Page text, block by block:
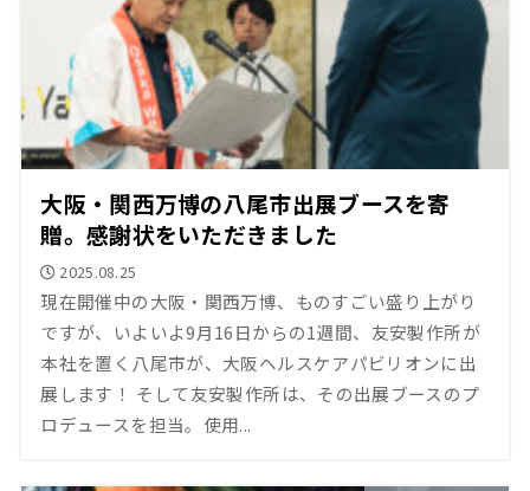
大阪・関西万博の八尾市出展ブースを寄
贈。感謝状をいただきました
2025.08.25
現在開催中の大阪・関西万博、ものすごい盛り上がり
ですが、いよいよ9月16日からの1週間、友安製作所が
本社を置く八尾市が、大阪ヘルスケアパビリオンに出
展します！ そして友安製作所は、その出展ブースのプ
ロデュースを担当。使用...